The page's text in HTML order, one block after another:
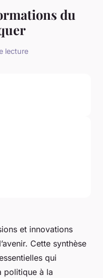
du
lecture
et innovations
Cette synthèse
qui
politique à la